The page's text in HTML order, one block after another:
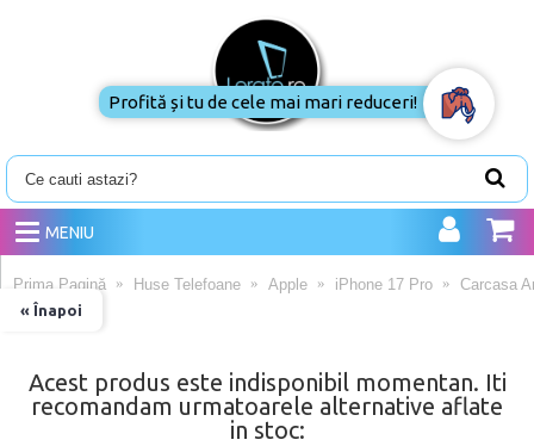
MENIU
« Înapoi
Prima Pagină Huse Telefoane Apple iPhone 17 Pro Carcasa
Acest produs este indisponibil momentan. Iti
recomandam urmatoarele alternative aflate
in stoc:
Profită și tu de cele mai mari reduceri!